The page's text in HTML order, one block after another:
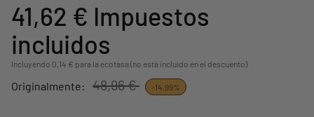
41,62 € Impuestos
incluidos
Incluyendo 0,14 € para la ecotasa (no está incluido en el descuento)
Originalmente: 48,96 € -14,99%